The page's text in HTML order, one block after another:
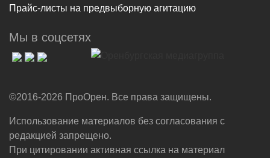
Прайс-листы на предвыборную агитацию
Мы в соцсетях
©2016-2026 ПроОрен. Все права защищены.
Использование материалов без согласования с
редакцией запрещено.
При цитировании активная ссылка на материал